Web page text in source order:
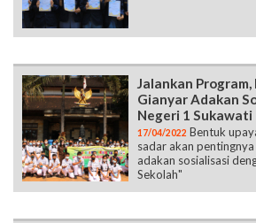
Jalankan
Gianyar Adakan
Negeri 1 Sukawati
17/04/2022 Bentuk
sadar akan
adakan sosialisasi
Sekolah"